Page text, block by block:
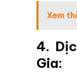
Xem
4.
Gia: